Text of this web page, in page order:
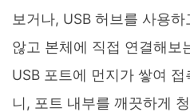
보거나, USB 허브를 사용
않고 본체에 직접 연결해보
USB 포트에 먼지가 쌓여
니, 포트 내부를 깨끗하게